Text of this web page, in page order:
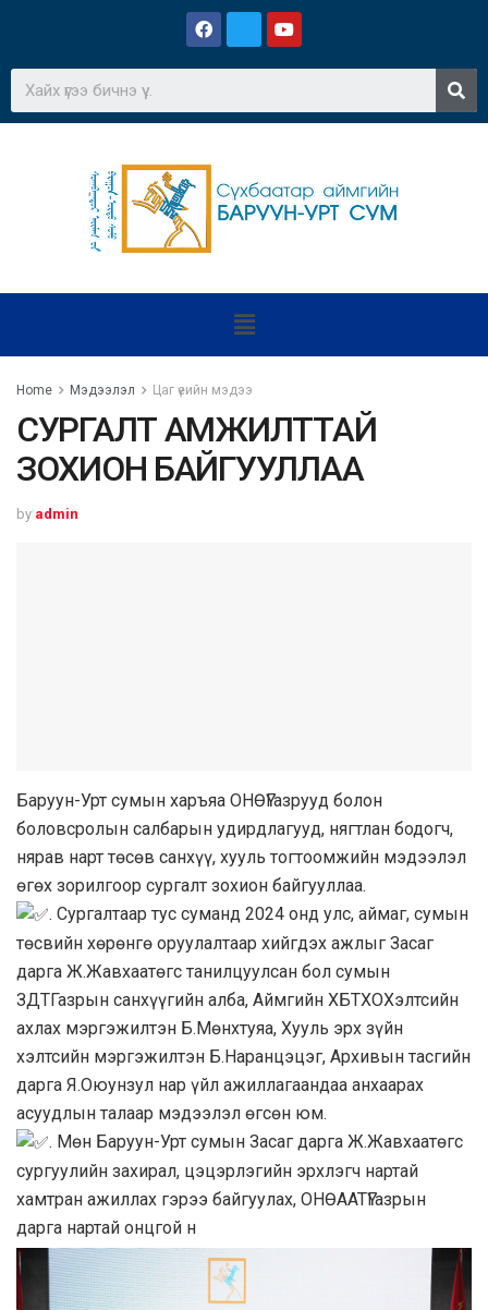
Home Мэдээлэл Цаг үеийн мэдээ
СУРГАЛТ АМЖИЛТТАЙ
ЗОХИОН БАЙГУУЛЛАА
by admin
Баруун-Урт сумын харъяа ОНӨҮГазрууд болон
боловсролын салбарын удирдлагууд, нягтлан бодогч,
нярав нарт төсөв санхүү, хууль тогтоомжийн мэдээлэл
өгөх зорилгоор сургалт зохион байгууллаа.
. Сургалтаар тус суманд 2024 онд улс, аймаг, сумын
төсвийн хөрөнгө оруулалтаар хийгдэх ажлыг Засаг
дарга Ж.Жавхаатөгс танилцуулсан бол сумын
ЗДТГазрын санхүүгийн алба, Аймгийн ХБТХОХэлтсийн
ахлах мэргэжилтэн Б.Мөнхтуяа, Хууль эрх зүйн
хэлтсийн мэргэжилтэн Б.Наранцэцэг, Архивын тасгийн
дарга Я.Оюунзул нар үйл ажиллагаандаа анхаарах
асуудлын талаар мэдээлэл өгсөн юм.
. Мөн Баруун-Урт сумын Засаг дарга Ж.Жавхаатөгс
сургуулийн захирал, цэцэрлэгийн эрхлэгч нартай
хамтран ажиллах гэрээ байгуулах, ОНӨААТҮГазрын
дарга нартай онцгой н